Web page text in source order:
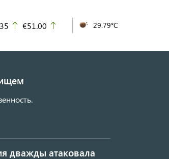
up
€51.00 29.79°C
дважды атаковала